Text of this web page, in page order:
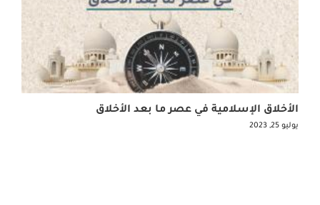
الأخلاق الإسلامية في عصر ما بعد الأخلاق
يوليو 25, 2023